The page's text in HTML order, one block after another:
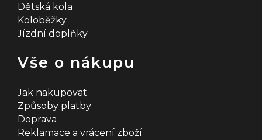
Dětská kola
Koloběžky
Jízdní doplňky
Vše o nákupu
Jak nakupovat
Způsoby platby
Doprava
Reklamace a vrácení zboží